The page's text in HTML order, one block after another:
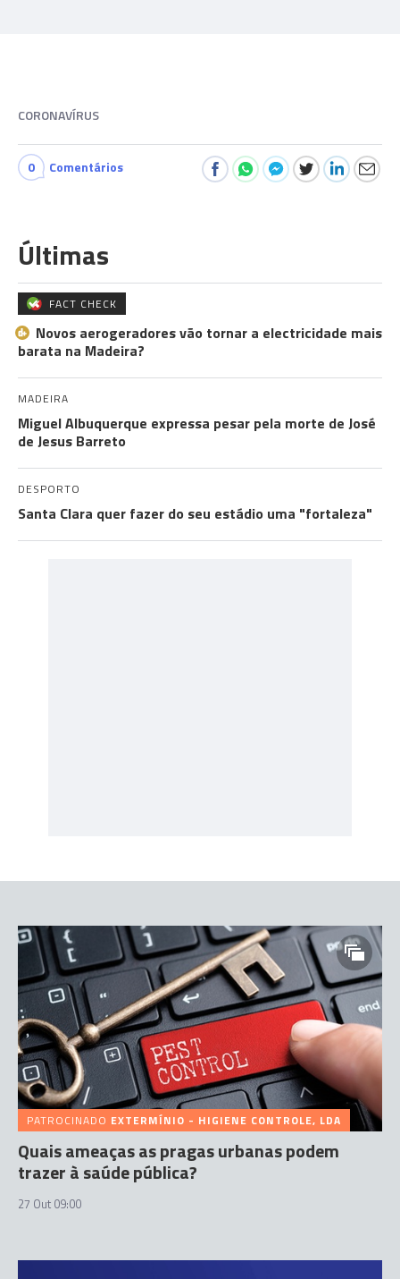
CORONAVÍRUS
0 Comentários
Últimas
FACT CHECK
Novos aerogeradores vão tornar a electricidade mais
barata na Madeira?
MADEIRA
Miguel Albuquerque expressa pesar pela morte de José
de Jesus Barreto
DESPORTO
Santa Clara quer fazer do seu estádio uma "fortaleza"
PATROCINADO EXTERMÍNIO - HIGIENE CONTROLE, LDA
Quais ameaças as pragas urbanas podem
trazer à saúde pública?
27 Out 09:00